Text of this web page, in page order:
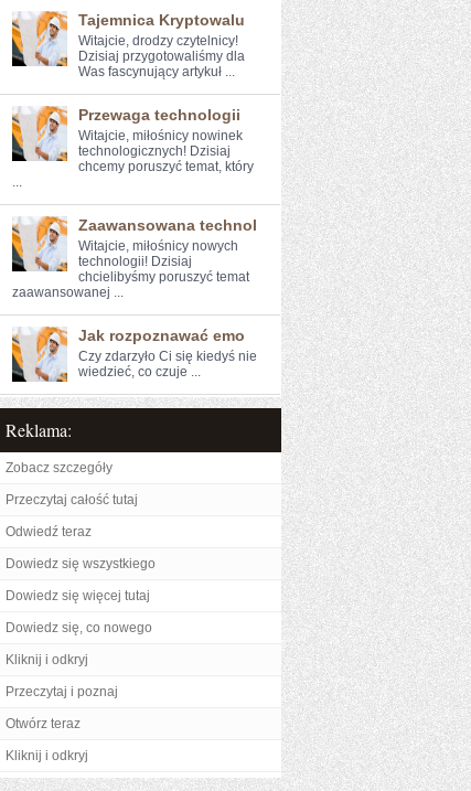
Tajemnica Kryptowalu
Witajcie, drodzy czytelnicy!
⁢Dzisiaj przygotowaliśmy ​dla
⁣Was fascynujący artykuł ...
Przewaga technologii
Witajcie, miłośnicy nowinek
technologicznych! Dzisiaj
chcemy poruszyć temat, ⁣który
...
Zaawansowana technol
Witajcie, miłośnicy nowych⁢
technologii! Dzisiaj
chcielibyśmy poruszyć temat
zaawansowanej ...
Jak rozpoznawać emo
Czy zdarzyło Ci ‌się kiedyś ⁤nie
wiedzieć, ‍co czuje ...
Reklama:
Zobacz szczegóły
Przeczytaj całość tutaj
Odwiedź teraz
Dowiedz się wszystkiego
Dowiedz się więcej tutaj
Dowiedz się, co nowego
Kliknij i odkryj
Przeczytaj i poznaj
Otwórz teraz
Kliknij i odkryj